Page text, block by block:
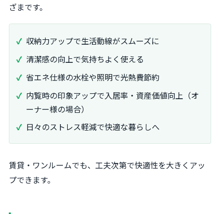
ざまです。
収納力アップで生活動線がスムーズに
清潔感の向上で気持ちよく使える
省エネ仕様の水栓や照明で光熱費節約
内覧時の印象アップで入居率・資産価値向上（オ
ーナー様の場合）
日々のストレス軽減で快適な暮らしへ
賃貸・ワンルームでも、工夫次第で快適性を大きくアッ
プできます。